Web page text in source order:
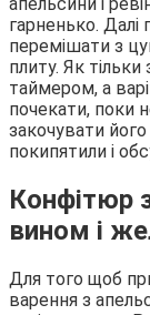
гарненько. Далі
перемішати з
плиту. Як
таймером, а
почекати, поки
закочувати його
покипятили і
Конфітюр
вином і
Для того щоб
варення з